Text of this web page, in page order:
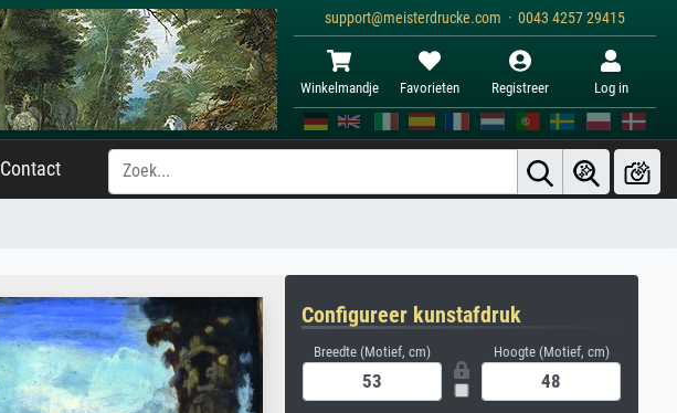
support@meisterdrucke.com · 0043 4257 29415
Winkelmandje Favorieten Registreer Log in
Contact
Configureer kunstafdruk
Breedte (Motief, cm) Hoogte (Motief, cm)